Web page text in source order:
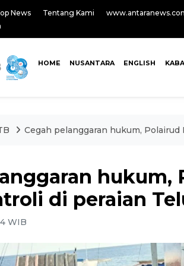
News Tentang Kami
HOME NUSANTARA ENGLISH
Cegah pelanggaran hukum,
hukum,
di peraian
WIB